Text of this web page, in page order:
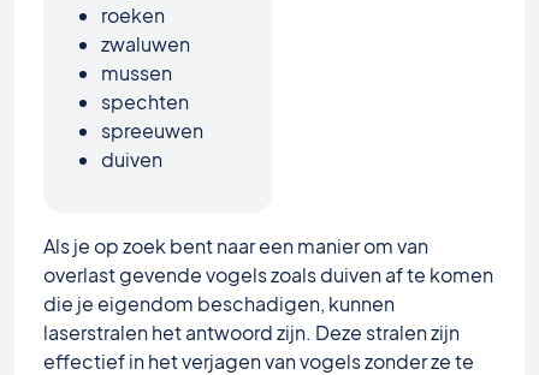
roeken
zwaluwen
mussen
spechten
spreeuwen
duiven
Als je op zoek bent naar een manier om van
overlast gevende vogels zoals duiven af te komen
die je eigendom beschadigen, kunnen
laserstralen het antwoord zijn. Deze stralen zijn
effectief in het verjagen van vogels zonder ze te